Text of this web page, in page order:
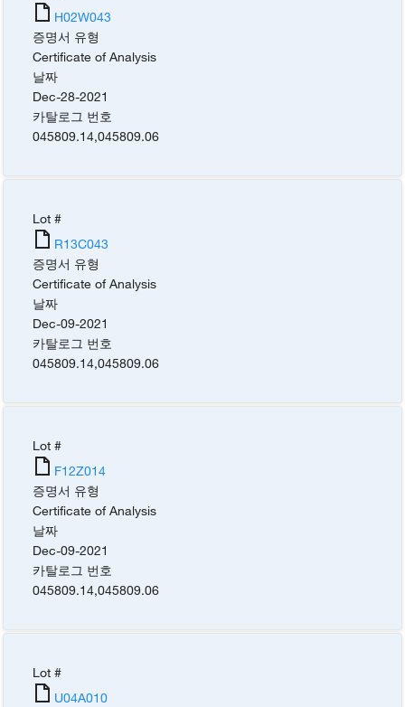
H02W043
증명서 유형
Certificate of Analysis
날짜
Dec-28-2021
카탈로그 번호
045809.14,045809.06
Lot #
R13C043
증명서 유형
Certificate of Analysis
날짜
Dec-09-2021
카탈로그 번호
045809.14,045809.06
Lot #
F12Z014
증명서 유형
Certificate of Analysis
날짜
Dec-09-2021
카탈로그 번호
045809.14,045809.06
Lot #
U04A010